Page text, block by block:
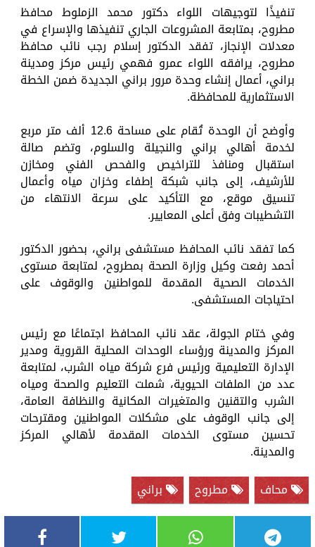
تنفيذًا لتوجيهات اللواء دكتور محمد الزملوط محافظ
مطروح، بمتابعة المشروعات الجاري تنفيذها والإسراع في
معدلات الإنجاز، تفقد الدكتور إسلام رجب نائب محافظ
مطروح، يرافقه اللواء عمرو فهمي رئيس مركز ومدينة
براني، أعمال إنشاء وحدة مرور براني الجديدة ضمن الخطة
الاستثمارية للمحافظة.
وأوضح أن الوحدة تُقام على مساحة 12.6 ألف متر مربع
لخدمة أهالي براني والنجيلة والسلوم، وتضم صالة
استقبال ومنافذ للتراخيص والفحص الفني ومخازن
للأرشيف، إلى جانب شبكة إطفاء وخزان مياه وأعمال
تنسيق موقع، مع التأكيد على سرعة الانتهاء من
التشطيبات وفق أعلى المعايير.
كما تفقد نائب المحافظ مستشفى براني، بحضور الدكتور
أحمد رفعت وكيل وزارة الصحة بمطروح، لمتابعة مستوى
الخدمات الصحية المقدمة للمواطنين والوقوف على
احتياجات المستشفى.
وفي ختام الجولة، عقد نائب المحافظ اجتماعًا مع رئيس
المركز والمدينة ورؤساء الوحدات المحلية القروية ومدير
الإدارة التعليمية ورئيس فرع شركة مياه الشرب، لمتابعة
عدد من الملفات الحيوية، شملت التعليم والصحة ومياه
الشرب والتقنين والمتغيرات المكانية والنظافة العامة،
إلى جانب الوقوف على مشكلات المواطنين ومقترحات
تحسين مستوى الخدمات المقدمة لأهالي المركز
والمدينة.
محاف
مطروح براني